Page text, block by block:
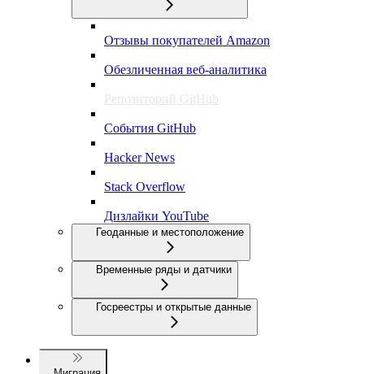
Отзывы покупателей Amazon
Обезличенная веб-аналитика
Репозиторий GitHub
События GitHub
Hacker News
Stack Overflow
Дизлайки YouTube
Геоданные и местоположение
Временные ряды и датчики
Госреестры и открытые данные